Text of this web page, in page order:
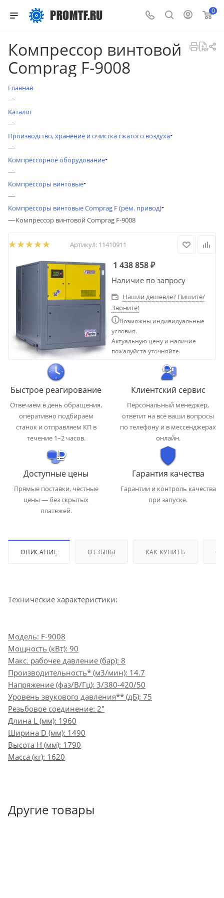
0
Компрессор винтовой
Comprag F-9008
Главная
—
Каталог
—
Производство, хранение и очистка сжатого воздуха
—
Компрессорное оборудование
—
Компрессоры винтовые
—
Компрессоры винтовые Comprag F (рем. привод)
—Компрессор винтовой Comprag F-9008
Артикул: 11410911
1 438 858₽
Наличие по запросу
Нашли дешевле? Пишите/
Звоните!
Возможны индивидуальные
условия.
Актуальную цену и наличие
пожалуйста уточняйте.
Быстрое реагирование
Отвечаем в день обращения,
оперативно подбираем
станок и отправляем КП в
течение 1–2 часов.
Клиентский сервис
Персональный менеджер,
ответит на все ваши вопросы
по телефону и в мессенджерах
онлайн.
Доступные цены
Прямые поставки, честные
цены — без скрытых
платежей.
Гарантия качества
Гарантии и контроль качества
при запуске.
ОПИСАНИЕ ОТЗЫВЫ КАК КУПИТЬ
Технические характеристики:
Модель: F-9008
Мощность (кВт): 90
Макс. рабочее давление (бар): 8
Производительность* (м3/мин): 14.7
Напряжение (фаз/В/Гц): 3/380-420/50
Уровень звукового давления** (дБ): 75
Резьбовое соединение: 2"
Длина L (мм): 1960
Ширина D (мм): 1490
Высота H (мм): 1790
Масса (кг): 1620
Другие товары